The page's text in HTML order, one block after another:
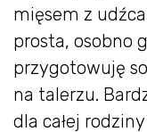
mięsem z
prosta, osobno
przygotowuję
na talerzu.
dla całej rodziny